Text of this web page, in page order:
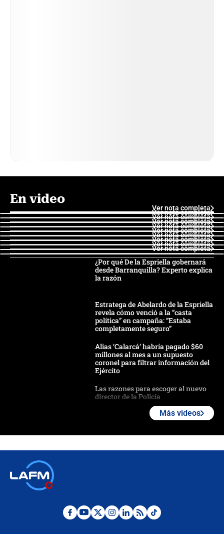
En video
Ver nota completa
Ver nota completa
Ver nota completa
Ver nota completa
Ver nota completa
Ver nota completa
Ver nota completa
Ver nota completa
Ver nota completa
Ver nota completa
¿Por qué De la Espriella gobernará
desde Barranquilla? Experto explica
la razón
Estratega de Abelardo de la Espriella
revela cómo venció a la “casta
política” en campaña: “Estaba
completamente seguro”
Alias ‘Calarcá’ habría pagado $60
millones al mes a un supuesto
coronel para filtrar información del
Ejército
Las razones para escoger al nuevo
director de la Policía
"No hubo fraude ni posibilidad de
Más videos